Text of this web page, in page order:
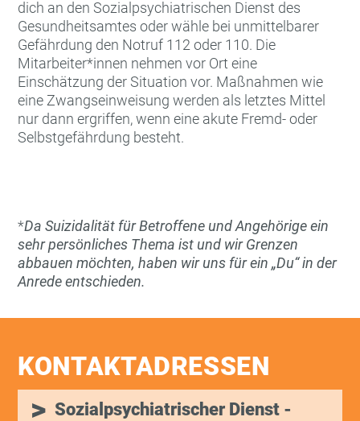
dich an den Sozialpsychiatrischen Dienst des
Gesundheitsamtes oder wähle bei unmittelbarer
Gefährdung den Notruf 112 oder 110. Die
Mitarbeiter*innen nehmen vor Ort eine
Einschätzung der Situation vor. Maßnahmen wie
eine Zwangseinweisung werden als letztes Mittel
nur dann ergriffen, wenn eine akute Fremd- oder
Selbstgefährdung besteht.
*Da Suizidalität für Betroffene und Angehörige ein
sehr persönliches Thema ist und wir Grenzen
abbauen möchten, haben wir uns für ein „Du“ in der
Anrede entschieden.
KONTAKTADRESSEN
Sozialpsychiatrischer Dienst -